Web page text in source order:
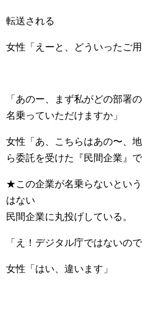
転送される
女性「えーと、どういったご用
「あのー、まず私がどの部署
名乗っていただけますか」
女性「あ、こちらはあの〜、
ら委託を受けた『民間企業』で
★この企業が名乗らないとい
はない
民間企業に丸投げしている。
「え！デジタル庁ではないので
女性「はい、違います」